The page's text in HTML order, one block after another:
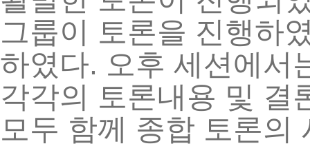
그룹이
토론을 진행하
하였다. 오후 세션에서
각각의 토론내용 및 결
모두 함께 종합 토론의